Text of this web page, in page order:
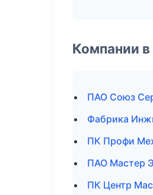
Компании
ПАО Союз
Фабрика
ПК Профи
ПАО Мастер
ПК Центр